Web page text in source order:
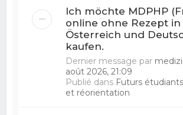
Ich möchte MDPHP
online ohne Rezept in
Österreich und
kaufen.
Dernier message par
août 2026, 21:09
Publié dans Futurs
et réorientation